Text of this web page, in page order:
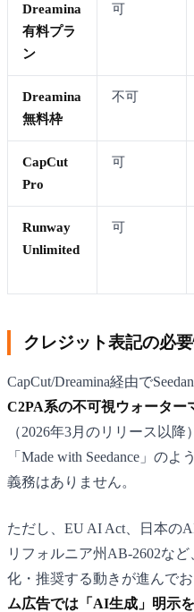
Dreamina
有料プラ
ン
可
Dreamina
無料枠
不可
CapCut
Pro
可
Runway
Unlimited
可
クレジット表記の必
CapCut/Dreamina経由で
C2PA系の不可視ウォーター
（2026年3月のリリース以降
「Made with Seedance」の
義務はありません。
ただし、EU AI Act、日本の
リフォルニア州AB-2602な
化・推奨する動きが進んでお
ム広告では「AI生成」明示